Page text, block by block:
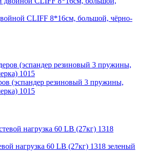
CLIFF 8*16см, большой, чёрно-
(эспандер резиновый 3 пружины,
1015
нагрузка 60 LB (27кг) 1318 зеленый